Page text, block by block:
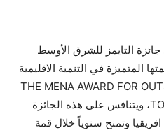
التايمز للشرق الأوسط
عن مساهمتها المتميزة في التنمية الاقليمية
THE MENA AWARD FOR
TO REGIONAL DEVELOPMENT، ويتنافس على هذه الجائزة
وتمنح سنوياً خلال قمة